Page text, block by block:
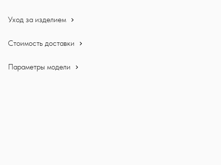
Уход за изделием
Стоимость доставки
Параметры модели